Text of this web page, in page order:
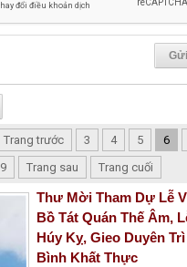
Trang trước 3 4 5 6
9 Trang sau Trang cuối
Thư Mời Tham Dự Lễ
Bồ Tát Quán Thế Âm,
Húy Kỵ, Gieo Duyên Trì
Bình Khất Thực